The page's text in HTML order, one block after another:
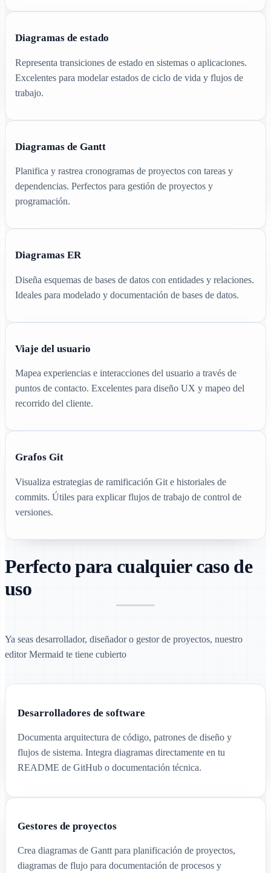
Diagramas de estado
Representa transiciones de estado en sistemas o aplicaciones.
Excelentes para modelar estados de ciclo de vida y flujos de
trabajo.
Diagramas de Gantt
Planifica y rastrea cronogramas de proyectos con tareas y
dependencias. Perfectos para gestión de proyectos y
programación.
Diagramas ER
Diseña esquemas de bases de datos con entidades y relaciones.
Ideales para modelado y documentación de bases de datos.
Viaje del usuario
Mapea experiencias e interacciones del usuario a través de
puntos de contacto. Excelentes para diseño UX y mapeo del
recorrido del cliente.
Grafos Git
Visualiza estrategias de ramificación Git e historiales de
commits. Útiles para explicar flujos de trabajo de control de
versiones.
Perfecto para cualquier caso de
uso
Ya seas desarrollador, diseñador o gestor de proyectos, nuestro
editor Mermaid te tiene cubierto
Desarrolladores de software
Documenta arquitectura de código, patrones de diseño y
flujos de sistema. Integra diagramas directamente en tu
README de GitHub o documentación técnica.
Gestores de proyectos
Crea diagramas de Gantt para planificación de proyectos,
diagramas de flujo para documentación de procesos y